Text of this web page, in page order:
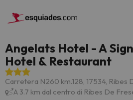
Angelats Hotel - A
Hotel & Restaurant
Carretera N260 km.128, 17534, Ribes
A 3.7 km dal centro di Ribes De